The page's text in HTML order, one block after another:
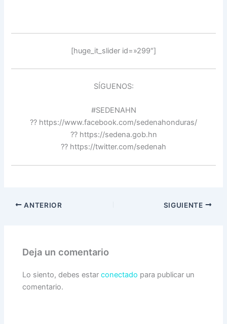
[huge_it_slider id=»299″]
SÍGUENOS:
#SEDENAHN
?? https://www.facebook.com/sedenahonduras/
?? https://sedena.gob.hn
?? https://twitter.com/sedenah
ANTERIOR SIGUIENTE
Deja un comentario
Lo siento, debes estarconectado para publicar un
comentario.